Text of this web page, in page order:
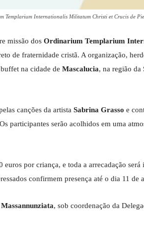
Templarium Internationalis Militatum Christi et Crucis de
missão dos Ordinarium Templarium
de fraternidade cristã. A organização,
na cidade de Mascalucia, na região
canções da artista Sabrina Grasso e
participantes serão acolhidos em uma
por criança, e toda a arrecadação
confirmem presença até o dia 11 de
, sob coordenação da